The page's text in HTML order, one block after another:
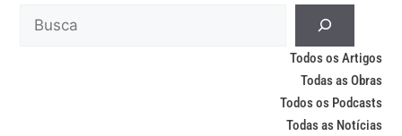
Todos os Artigos
Todas as Obras
Todos os Podcasts
Todas as Notícias